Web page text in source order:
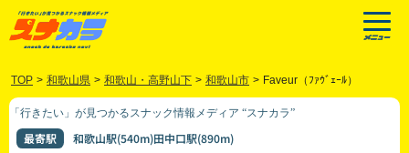
TOP > 和歌山県 > 和歌山・高野山下 > 和歌山市 > Faveur（ﾌｧｳﾞｪｰﾙ）
「行きたい」が見つかるスナック情報メディア “スナカラ”
最寄駅 和歌山駅(540m)田中口駅(890m)